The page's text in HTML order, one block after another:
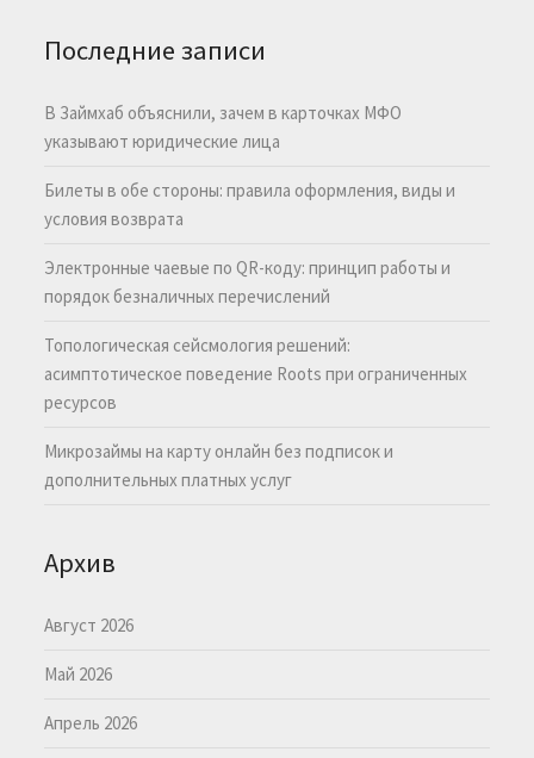
Последние записи
В Займхаб объяснили, зачем в карточках МФО
указывают юридические лица
Билеты в обе стороны: правила оформления, виды и
условия возврата
Электронные чаевые по QR-коду: принцип работы и
порядок безналичных перечислений
Топологическая сейсмология решений:
асимптотическое поведение Roots при ограниченных
ресурсов
Микрозаймы на карту онлайн без подписок и
дополнительных платных услуг
Архив
Август 2026
Май 2026
Апрель 2026